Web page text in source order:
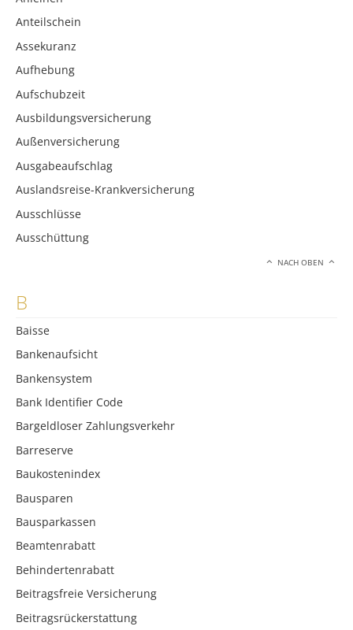
Anteilschein
Assekuranz
Aufhebung
Aufschubzeit
Ausbildungsversicherung
Außenversicherung
Ausgabeaufschlag
Auslandsreise-Krankversicherung
Ausschlüsse
Ausschüttung
NACH OBEN
B
Baisse
Bankenaufsicht
Bankensystem
Bank Identifier Code
Bargeldloser Zahlungsverkehr
Barreserve
Baukostenindex
Bausparen
Bausparkassen
Beamtenrabatt
Behindertenrabatt
Beitragsfreie Versicherung
Beitragsrückerstattung